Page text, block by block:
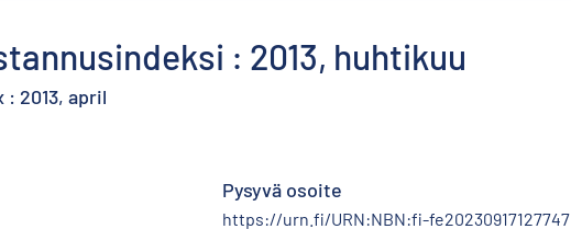
: 2013, huhtikuu
2013, april
Pysyvä osoite
https://urn.fi/URN:NBN:fi-fe20230917127747